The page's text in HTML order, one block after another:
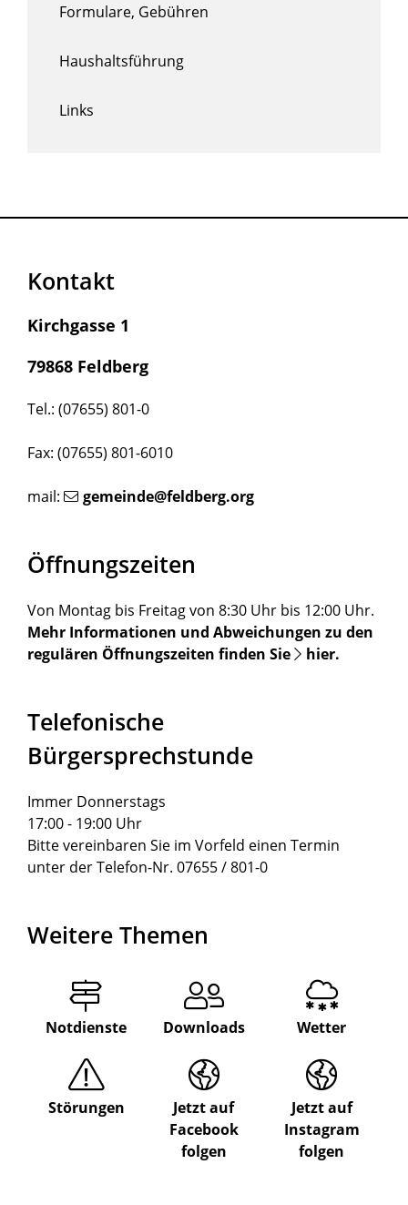
Formulare, Gebühren
Haushaltsführung
Links
Kontakt
Kirchgasse 1
79868 Feldberg
Tel.: (07655) 801-0
Fax: (07655) 801-6010
mail: gemeinde@feldberg.org
Öffnungszeiten
Von Montag bis Freitag von 8:30 Uhr bis 12:00 Uhr.
Mehr Informationen und Abweichungen zu den
regulären Öffnungszeiten finden Sie
hier.
Telefonische
Bürgersprechstunde
Immer Donnerstags
17:00 - 19:00 Uhr
Bitte vereinbaren Sie im Vorfeld einen Termin
unter der Telefon-Nr. 07655 / 801-0
Weitere Themen
Notdienste Downloads Wetter
Störungen
Jetzt auf
Facebook
folgen
Jetzt auf
Instagram
folgen